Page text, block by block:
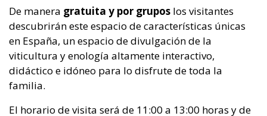
De manera gratuita y por grupos los visitantes
descubrirán este espacio de características únicas
en España, un espacio de divulgación de la
viticultura y enología altamente interactivo,
didáctico e idóneo para lo disfrute de toda la
familia.
El horario de visita será de 11:00 a 13:00 horas y de